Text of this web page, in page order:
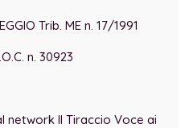
Trib. ME n. 17/1991
n. 30923
network Il Tiraccio Voce ai